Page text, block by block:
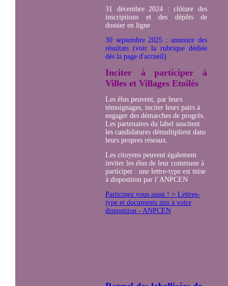
31 décembre 2024 : clôture des
inscriptions et des dépôts de
dossier en ligne
30 septembre 2025 : annonce des
résultats (voir la rubrique dédiée
dès la page d'accueil)
Inciter à participer à
Villes et Villages Etoilés
Les élus peuvent, par leurs
témoignages, inciter leurs pairs à
engager des démarches de progrès.
Les partenaires du label suscitent
les candidatures démultiplient dans
leurs propres réseaux.
Les citoyens peuvent également
inviter les élus de leur commune à
participer : une lettre-type est mise
à disposition par l’ANPCEN
Participez vous aussi ! > Lettres-
type et documents mis à votre
disposition - ANPCEN